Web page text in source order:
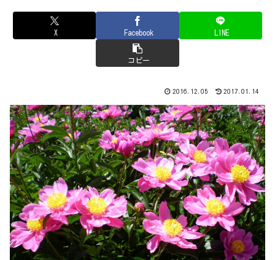
X Facebook LINE
コピー
2016.12.05 2017.01.14